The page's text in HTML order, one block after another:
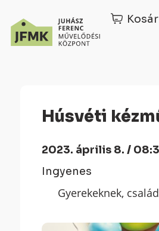
Kosár
Húsvéti
2023. április 8. /
Ingyenes
Gyerekeknek,